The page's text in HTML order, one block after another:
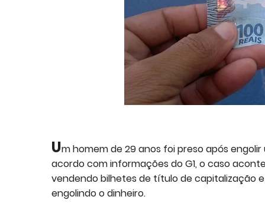
Um homem de 29 anos foi preso após engolir
acordo com informações do G1, o caso
vendendo bilhetes de título de capitalização
engolindo o dinheiro.